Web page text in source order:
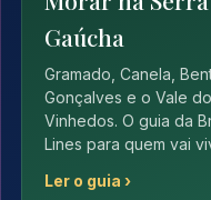
Gaúcha
Gramado, Canela,
Gonçalves e o Vale
Vinhedos. O guia da
Lines para quem vai
Ler o guia ›